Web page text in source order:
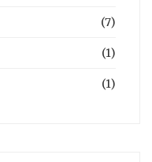
(7)
(1)
(1)